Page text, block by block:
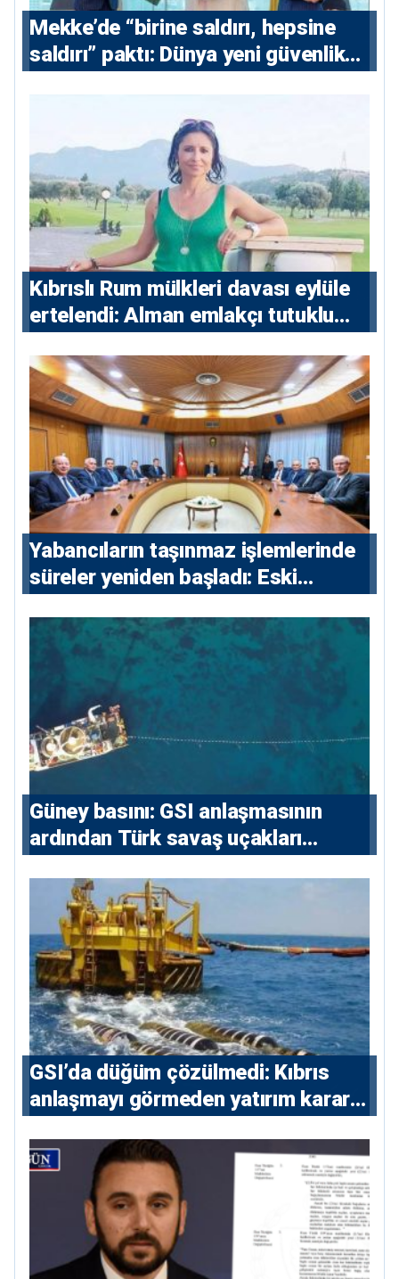
Mekke’de “birine saldırı, hepsine
saldırı” paktı: Dünya yeni güvenlik
Kıbrıslı Rum mülkleri davası eylüle
ertelendi: Alman emlakçı tutuklu
Yabancıların taşınmaz işlemlerinde
süreler yeniden başladı: Eski
konutlara 36 ay
Güney basını: ⁠GSI anlaşmasının
ardından Türk savaş uçakları
GSI’da düğüm çözülmedi: Kıbrıs
anlaşmayı görmeden yatırım kararı